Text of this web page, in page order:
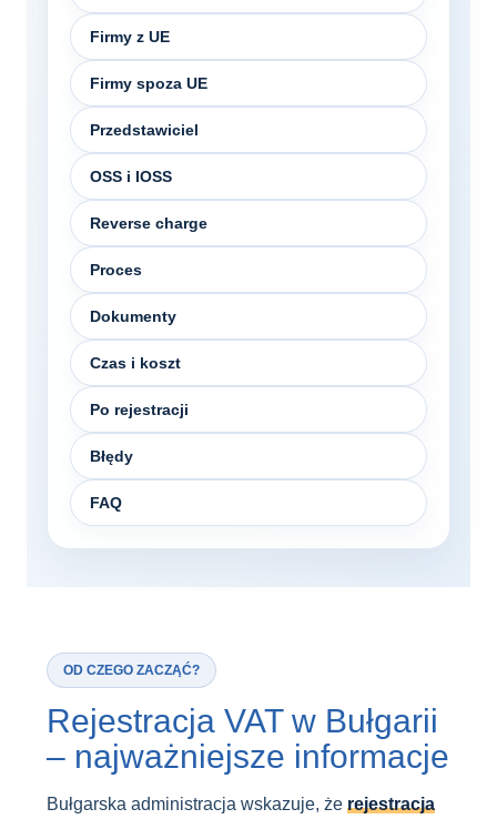
Firmy z UE
Firmy spoza UE
Przedstawiciel
OSS i IOSS
Reverse charge
Proces
Dokumenty
Czas i koszt
Po rejestracji
Błędy
FAQ
OD CZEGO ZACZĄĆ?
Rejestracja VAT w Bułgarii
– najważniejsze informacje
Bułgarska administracja wskazuje, że rejestracja